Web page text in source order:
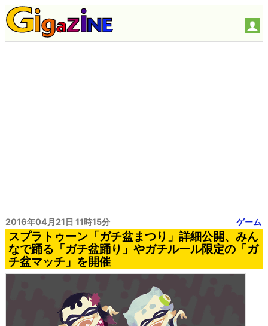
2016年04月21日 11時15分 ゲーム
スプラトゥーン「ガチ盆まつり」詳細公開、みん
なで踊る「ガチ盆踊り」やガチルール限定の「ガ
チ盆マッチ」を開催